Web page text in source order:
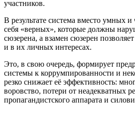
участников.
В результате система вместо умных и
себя «верных», которые должны
сюзерена, а взамен сюзерен
и в их личных интересах.
Это, в свою очередь, формирует
системы к коррумпированности и
резко снижает её эффективность:
воровство, потери от неадекватных
пропагандистского аппарата и